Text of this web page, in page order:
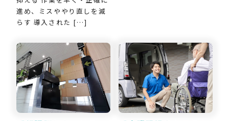
進め、ミスややり直しを減
らす 導入された […]